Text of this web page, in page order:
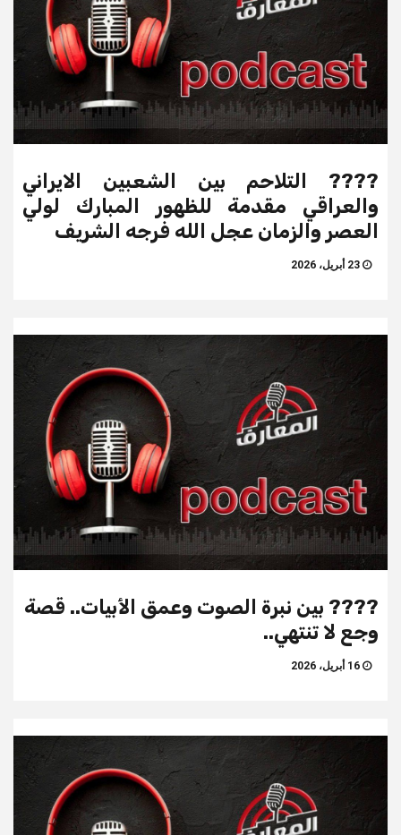
???? التلاحم بين الشعبين الايراني
والعراقي مقدمة للظهور المبارك لولي
العصر والزمان عجل الله فرجه الشريف
???? بين نبرة الصوت وعمق الأبيات.. قصة
وجع لا تنتهي..